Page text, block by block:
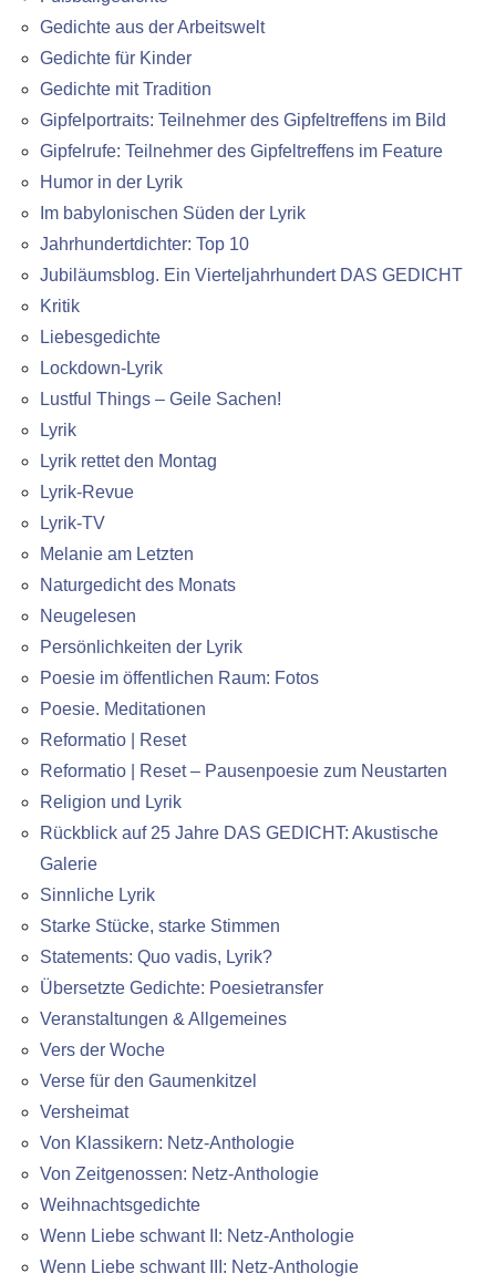
Gedichte aus der Arbeitswelt
Gedichte für Kinder
Gedichte mit Tradition
Gipfelportraits: Teilnehmer des Gipfeltreffens im Bild
Gipfelrufe: Teilnehmer des Gipfeltreffens im Feature
Humor in der Lyrik
Im babylonischen Süden der Lyrik
Jahrhundertdichter: Top 10
Jubiläumsblog. Ein Vierteljahrhundert DAS GEDICHT
Kritik
Liebesgedichte
Lockdown-Lyrik
Lustful Things – Geile Sachen!
Lyrik
Lyrik rettet den Montag
Lyrik-Revue
Lyrik-TV
Melanie am Letzten
Naturgedicht des Monats
Neugelesen
Persönlichkeiten der Lyrik
Poesie im öffentlichen Raum: Fotos
Poesie. Meditationen
Reformatio | Reset
Reformatio | Reset – Pausenpoesie zum Neustarten
Religion und Lyrik
Rückblick auf 25 Jahre DAS GEDICHT: Akustische
Galerie
Sinnliche Lyrik
Starke Stücke, starke Stimmen
Statements: Quo vadis, Lyrik?
Übersetzte Gedichte: Poesietransfer
Veranstaltungen & Allgemeines
Vers der Woche
Verse für den Gaumenkitzel
Versheimat
Von Klassikern: Netz-Anthologie
Von Zeitgenossen: Netz-Anthologie
Weihnachtsgedichte
Wenn Liebe schwant II: Netz-Anthologie
Wenn Liebe schwant III: Netz-Anthologie